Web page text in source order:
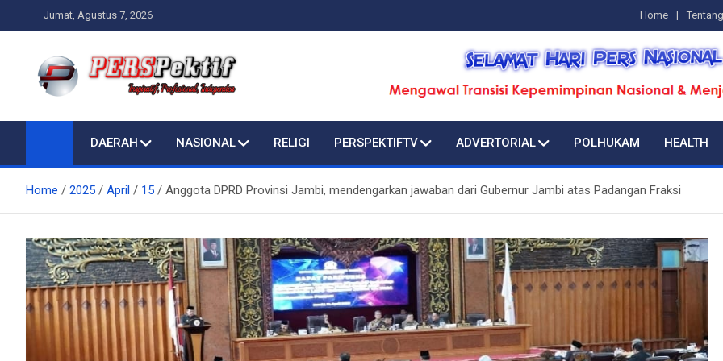
to
Jumat, Agustus 7, 2026 Home
Perspektif.today
DAERAH NASIONAL RELIGI PERSPEKTIFTV ADVERTORIAL POLHUKAM HEALTH
Home 2025 April 15 Anggota DPRD Provinsi Jambi, mendengarkan jawaban dari Gubernur Jambi atas Padangan Fraksi